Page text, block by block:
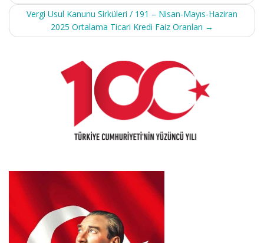
Vergi Usul Kanunu Sirküleri / 191 – Nisan-Mayıs-Haziran
2025 Ortalama Ticari Kredi Faiz Oranları →